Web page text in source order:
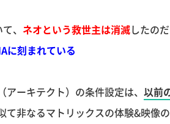
、 ネオという救世主は消滅したの
に刻まれている
ーキテクト）の条件設定は、 以前
て非なるマトリックスの体験&映像